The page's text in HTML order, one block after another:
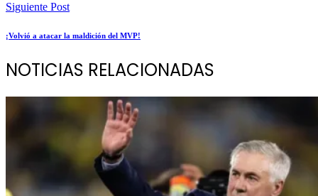
Siguiente Post
¡Volvió a atacar la maldición del MVP!
NOTICIAS RELACIONADAS